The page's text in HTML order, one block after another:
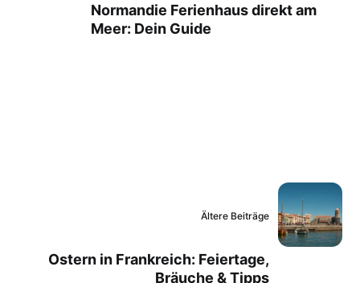
Normandie Ferienhaus direkt am
Meer: Dein Guide
Ältere Beiträge
Ostern in Frankreich: Feiertage,
Bräuche & Tipps